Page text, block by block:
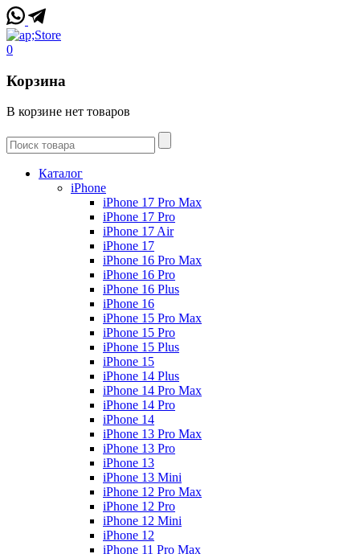
0
Корзина
В корзине нет товаров
Каталог
iPhone
iPhone 17 Pro Max
iPhone 17 Pro
iPhone 17 Air
iPhone 17
iPhone 16 Pro Max
iPhone 16 Pro
iPhone 16 Plus
iPhone 16
iPhone 15 Pro Max
iPhone 15 Pro
iPhone 15 Plus
iPhone 15
iPhone 14 Plus
iPhone 14 Pro Max
iPhone 14 Pro
iPhone 14
iPhone 13 Pro Max
iPhone 13 Pro
iPhone 13
iPhone 13 Mini
iPhone 12 Pro Max
iPhone 12 Pro
iPhone 12 Mini
iPhone 12
iPhone 11 Pro Max